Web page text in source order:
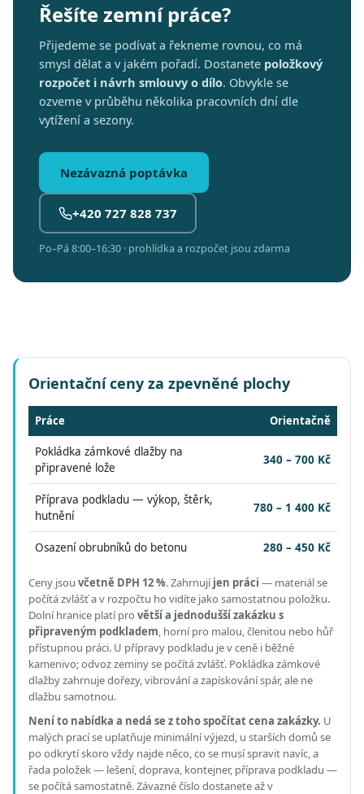
Řešíte zemní práce?
Přijedeme se podívat a řekneme rovnou, co má
smysl dělat a v jakém pořadí. Dostanete položkový
rozpočet i návrh smlouvy o dílo. Obvykle se
ozveme v průběhu několika pracovních dní dle
vytížení a sezony.
Nezávazná poptávka
+420 727 828 737
Po–Pá 8:00–16:30 · prohlídka a rozpočet jsou zdarma
Orientační ceny za zpevněné plochy
Práce Orientačně
Pokládka zámkové dlažby na
připravené lože
340 – 700 Kč
Příprava podkladu — výkop, štěrk,
hutnění
780 – 1 400 Kč
Osazení obrubníků do betonu 280 – 450 Kč
Ceny jsou včetně DPH 12 %.Zahrnujíjen práci — materiál se
počítá zvlášť a v rozpočtu ho vidíte jako samostatnou položku.
Dolní hranice platí pro větší a jednodušší zakázku s
připraveným podkladem, horní pro malou, členitou nebo hůř
přístupnou práci. U přípravy podkladu je v ceně i běžné
kamenivo; odvoz zeminy se počítá zvlášť. Pokládka zámkové
dlažby zahrnuje dořezy, vibrování a zapískování spár, ale ne
dlažbu samotnou.
Není to nabídka a nedá se z toho spočítat cena zakázky. U
malých prací se uplatňuje minimální výjezd, u starších domů se
po odkrytí skoro vždy najde něco, co se musí spravit navíc, a
řada položek — lešení, doprava, kontejner, příprava podkladu —
se počítá samostatně. Závazné číslo dostanete až v